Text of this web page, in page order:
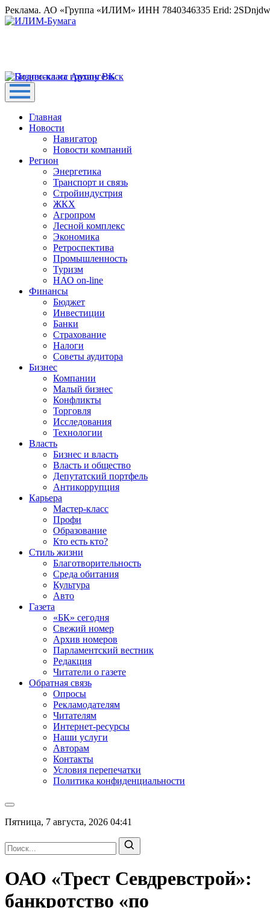
Реклама. АО «Группа «ИЛИМ» ИНН 7840346335 Erid:
Главная
Новости
Навигатор
Новости компаний
Регион
Энергетика
Транспорт и связь
Стройиндустрия
ЖКХ
Агропром
Лесной комплекс
Экономика
Ретроспектива
Промышленность
Туризм
НАО on-line
Финансы
Бюджет
Инвестиции
Банки
Страхование
Налоги
Советы аудитора
Бизнес
Компании
Малый бизнес
Конфликты
Торговля
Исследования
Технологии
Власть
Бизнес и власть
Власть и общество
Депутатский портфель
Антикоррупция
Карьера
Мастер-класс
Профи
Образование
Кто есть кто?
Стиль жизни
Благотворительность
Среда обитания
Культура
Авто
Газета
«БК» сегодня
Свежий номер
Архив номеров
Парламентский вестник
Редакция
Читатели о газете
Обратная связь
Опросы
Рекламодателям
Читателям
Интернет-ресурсы
Наши услуги
Авторам
Контакты
Условия перепечатки
Политика конфиденциальности
Пятница, 7 августа, 2026 04:41
ОАО «Трест Севдревстрой»:
банкротство «по